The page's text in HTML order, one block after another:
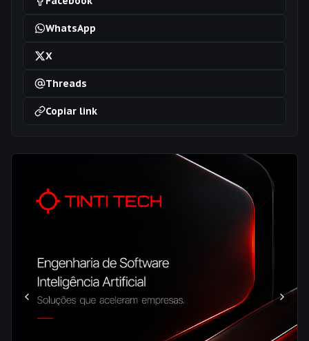
WhatsApp
X
Threads
Copiar link